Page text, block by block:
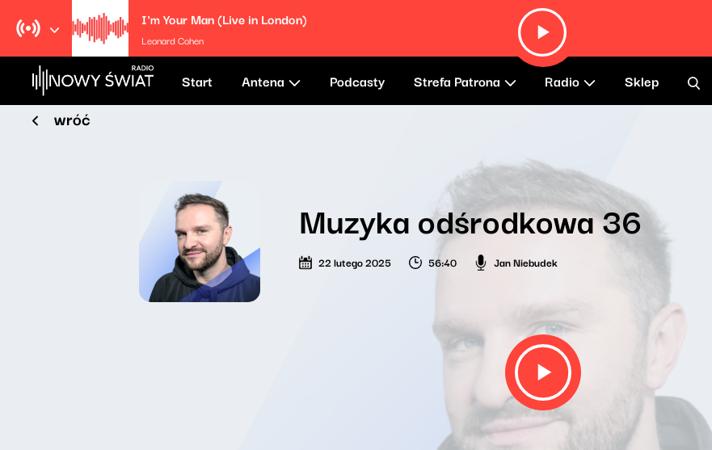
I'm Your Man (Live in London)
Leonard Cohen
Start Antena Podcasty Strefa Patrona Radio Sklep
wróć
Muzyka odśrodkowa 36
22 lutego 2025 56:40 Jan Niebudek